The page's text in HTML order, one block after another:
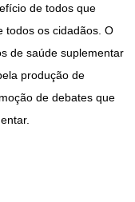
de todos que
todos os cidadãos. O
de saúde suplementar
produção de
de debates que